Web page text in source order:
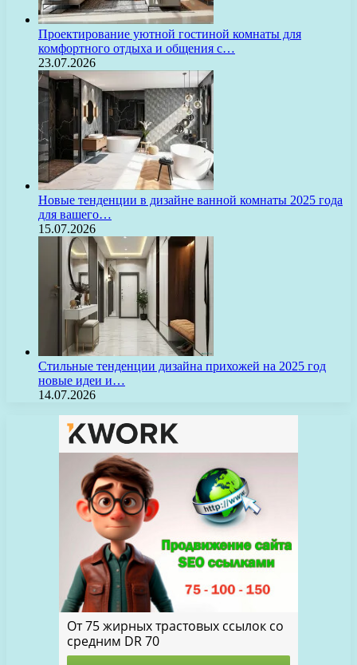
Проектирование уютной гостиной комнаты для
комфортного отдыха и общения с…
23.07.2026
Новые тенденции в дизайне ванной комнаты 2025 года
для вашего…
15.07.2026
Стильные тенденции дизайна прихожей на 2025 год
новые идеи и…
14.07.2026